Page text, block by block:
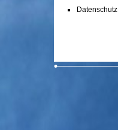
Datenschutz